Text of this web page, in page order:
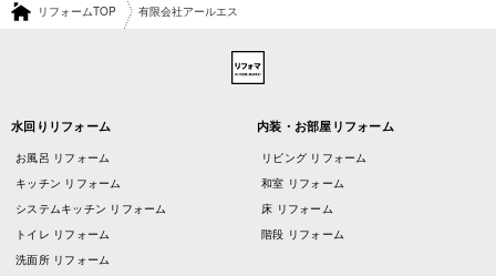
リフォームTOP 有限会社アールエス
水回りリフォーム
お風呂 リフォーム
キッチン リフォーム
システムキッチン リフォーム
トイレ リフォーム
洗面所 リフォーム
内装・お部屋リフォーム
リビング リフォーム
和室 リフォーム
床 リフォーム
階段 リフォーム